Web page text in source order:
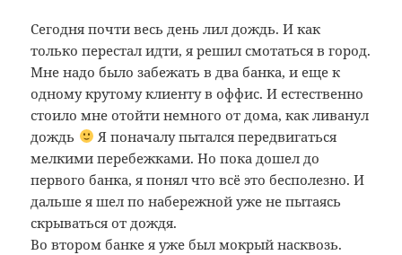
Сегодня почти весь день лил дождь. И как
только перестал идти, я решил смотаться в город.
Мне надо было забежать в два банка, и еще к
одному крутому клиенту в оффис. И естественно
стоило мне отойти немного от дома, как ливанул
дождь
Я поначалу пытался передвигаться
мелкими перебежками. Но пока дошел до
первого банка, я понял что всё это бесполезно. И
дальше я шел по набережной уже не пытаясь
скрываться от дождя.
Во втором банке я уже был мокрый насквозь.